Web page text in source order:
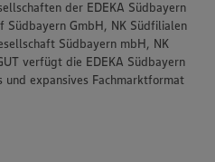
der EDEKA Südbayern
Südbayern GmbH, NK Südfilialen
Südbayern mbH, NK
verfügt die EDEKA Südbayern
expansives Fachmarktformat